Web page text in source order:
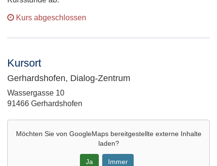
Kurs abgeschlossen
Kursort
Gerhardshofen, Dialog-Zentrum
Adresse:
Wassergasse 10
91466 Gerhardshofen
Möchten Sie von GoogleMapsbereitgestellte externe Inhalte
laden?
Ja Immer